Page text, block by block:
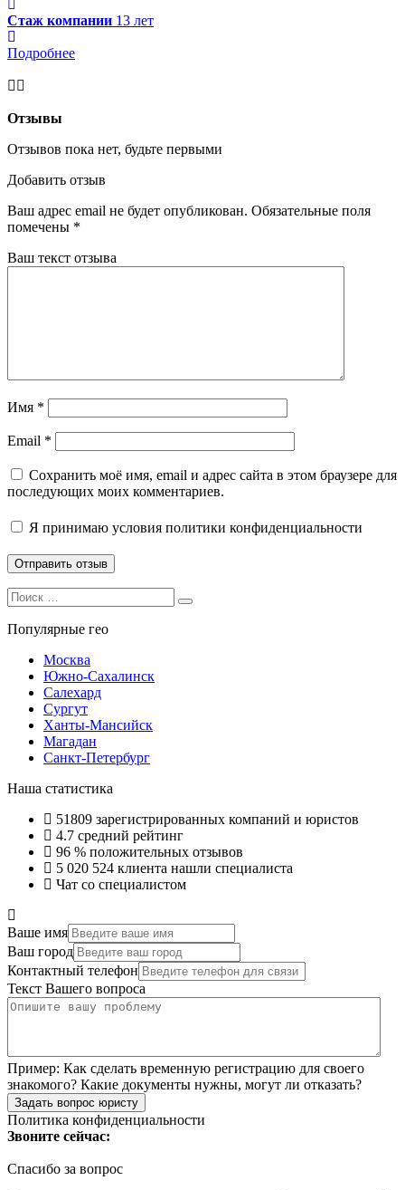
Стаж компании 13 лет
Подробнее
Отзывы
Отзывов пока нет, будьте первыми
Добавить отзыв
Ваш адрес email не будет опубликован. Обязательные поля
помечены *
Ваш текст отзыва
Имя *
Email *
Сохранить моё имя, email и адрес сайта в этом браузере для
последующих моих комментариев.
Я принимаю условия политики конфиденциальности
Search
for:
Search
Популярные гео
Москва
Южно-Сахалинск
Салехард
Сургут
Ханты-Мансийск
Магадан
Санкт-Петербург
Наша статистика
51809 зарегистрированных компаний и юристов
4.7 средний рейтинг
96 % положительных отзывов
5 020 524 клиента нашли специалиста
Чат со специалистом
Ваше имя
Ваш город
Контактный телефон
Текст Вашего вопроса
Пример: Как сделать временную регистрацию для своего
знакомого? Какие документы нужны, могут ли отказать?
Задать вопрос юристу
Политика конфиденциальности
Звоните сейчас:
Спасибо за вопрос